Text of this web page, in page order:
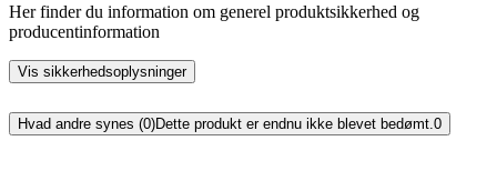
Her finder du information om generel produktsikkerhed og
producentinformation
Vis sikkerhedsoplysninger
Hvad andre synes (0)Dette produkt er endnu ikke blevet bedømt. 0